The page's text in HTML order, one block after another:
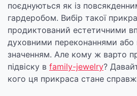
поєднуються як із
гардеробом. Вибір такої
продиктований естетичними
духовними переконаннями або
значенням. Але кому ж варто
підвіску в family-jewelry?
кого ця прикраса стане